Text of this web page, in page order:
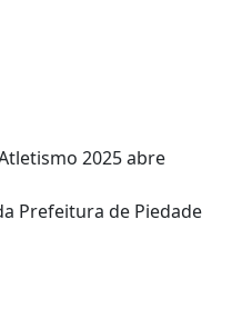
Prefeitura de Piedade